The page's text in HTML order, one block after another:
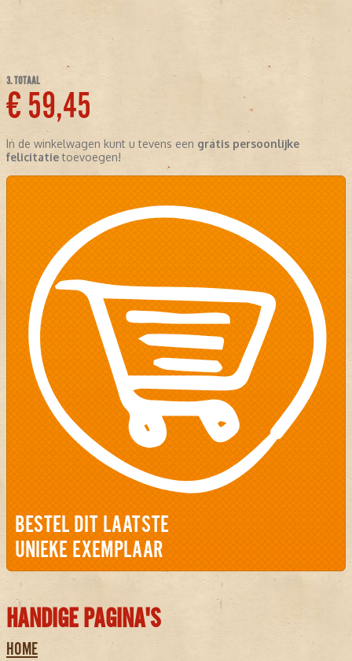
3. TOTAAL
€ 59,45
In de winkelwagen kunt u tevens een gratis persoonlijke
felicitatietoevoegen!
BESTEL DIT LAATSTE
UNIEKE EXEMPLAAR
HANDIGE PAGINA'S
HOME